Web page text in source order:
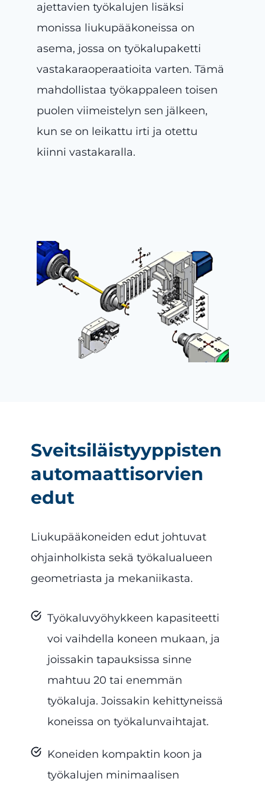
ajettavien työkalujen lisäksi
monissa liukupääkoneissa on
asema, jossa on työkalupaketti
vastakaraoperaatioita varten. Tämä
mahdollistaa työkappaleen toisen
puolen viimeistelyn sen jälkeen,
kun se on leikattu irti ja otettu
kiinni vastakaralla.
Sveitsiläistyyppisten
automaattisorvien
edut
Liukupääkoneiden edut johtuvat
ohjainholkista sekä työkalualueen
geometriasta ja mekaniikasta.
Työkaluvyöhykkeen kapasiteetti
voi vaihdella koneen mukaan, ja
joissakin tapauksissa sinne
mahtuu 20 tai enemmän
työkaluja. Joissakin kehittyneissä
koneissa on työkalunvaihtajat.
Koneiden kompaktin koon ja
työkalujen minimaalisen